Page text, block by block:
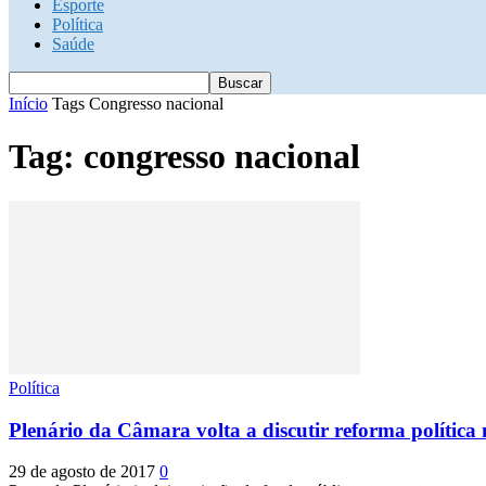
Esporte
Política
Saúde
Início Tags Congresso nacional
Tag: congresso nacional
Política
Plenário da Câmara volta a discutir reforma política
29 de agosto de 2017 0